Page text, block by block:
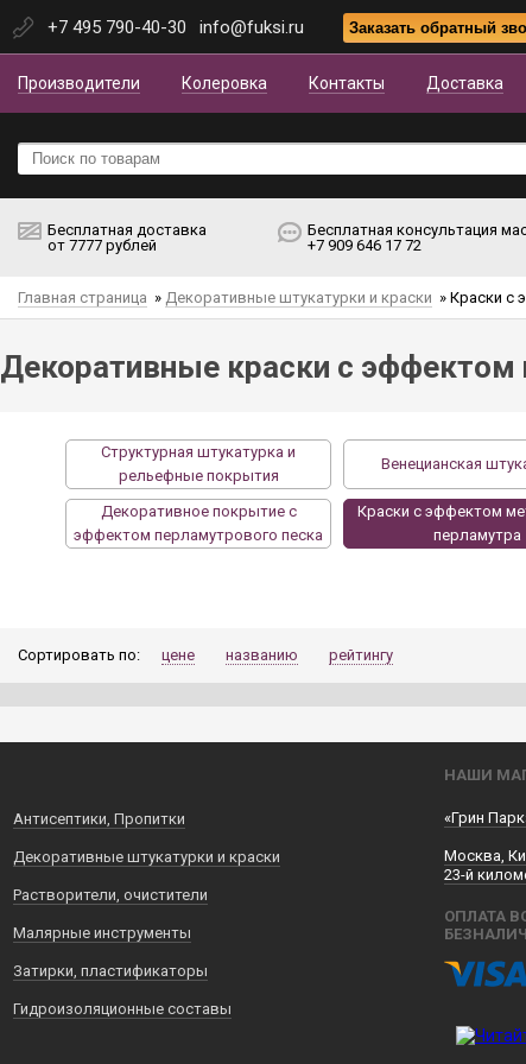
+7 495 790-40-30 info@fuksi.ru
Производители Колеровка Контакты Доставка
Бесплатная доставка
от 7777 рублей
Бесплатная консультация
+7 909 646 17 72
Главная страница » Декоративные штукатурки и краски » Краски с
Декоративные краски с эффектом
Структурная штукатурка и
рельефные покрытия
Венецианская
Декоративное покрытие с
эффектом перламутрового песка
Краски с эффектом
перламутра
Сортировать по: цене названию рейтингу
Антисептики, Пропитки
Декоративные штукатурки и краски
Растворители, очистители
Малярные инструменты
Затирки, пластификаторы
Гидроизоляционные составы
НАШИ
«Грин
Москва,
23-й
ОПЛАТА